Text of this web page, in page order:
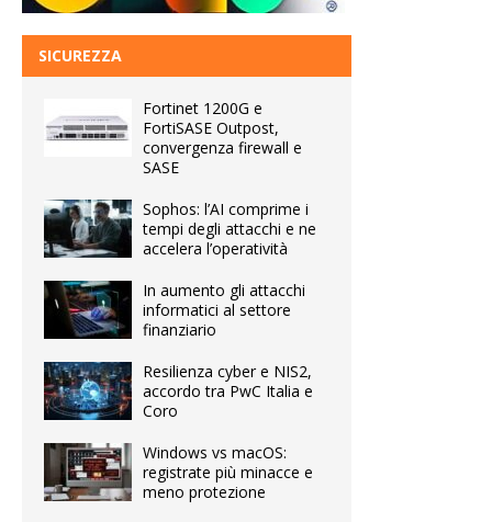
SICUREZZA
Fortinet 1200G e
FortiSASE Outpost,
convergenza firewall e
SASE
Sophos: l’AI comprime i
tempi degli attacchi e ne
accelera l’operatività
In aumento gli attacchi
informatici al settore
finanziario
Resilienza cyber e NIS2,
accordo tra PwC Italia e
Coro
Windows vs macOS:
registrate più minacce e
meno protezione